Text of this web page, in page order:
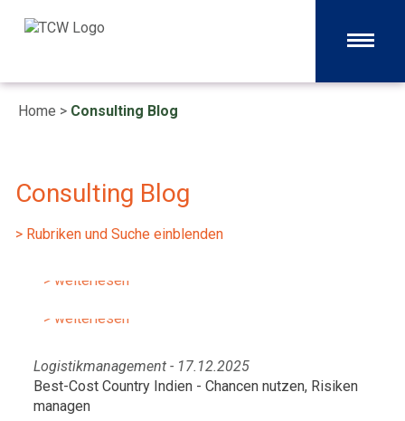
Home > Consulting Blog
Consulting Blog
> Rubriken und Suche einblenden
Logistikmanagement - 01.07.2026
Maschinenbau nach Automotive-
> weiterlesen
> weiterlesen
Logistikmanagement - 17.12.2025
Best-Cost Country Indien - Chancen nutzen, Risiken
managen